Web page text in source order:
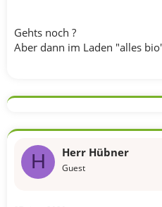
Gehts noch ?
Aber dann im Laden "alles
H Herr Hübner
Guest